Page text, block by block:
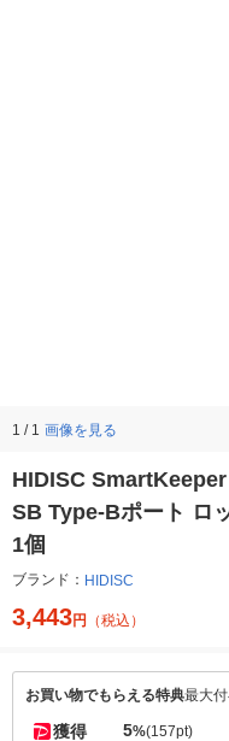
1 / 1 画像を見る
HIDISC
SB Type-Bポート ロ
1個
ブランド： HIDISC
3,443円 （税込）
お買い物でもらえる特典最大
獲得 5%(157pt)